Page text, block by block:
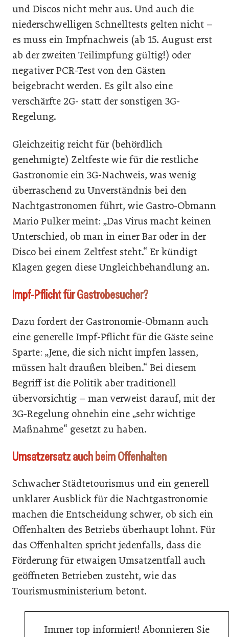
und Discos nicht mehr aus. Und auch die
niederschwelligen Schnelltests gelten nicht –
es muss ein Impfnachweis (ab 15. August erst
ab der zweiten Teilimpfung gültig!) oder
negativer PCR-Test von den Gästen
beigebracht werden. Es gilt also eine
verschärfte 2G- statt der sonstigen 3G-
Regelung.
Gleichzeitig reicht für (behördlich
genehmigte) Zeltfeste wie für die restliche
Gastronomie ein 3G-Nachweis, was wenig
überraschend zu Unverständnis bei den
Nachtgastronomen führt, wie Gastro-Obmann
Mario Pulker meint: „Das Virus macht keinen
Unterschied, ob man in einer Bar oder in der
Disco bei einem Zeltfest steht.“ Er kündigt
Klagen gegen diese Ungleichbehandlung an.
Impf-Pflicht für Gastrobesucher?
Dazu fordert der Gastronomie-Obmann auch
eine generelle Impf-Pflicht für die Gäste seine
Sparte: „Jene, die sich nicht impfen lassen,
müssen halt draußen bleiben.“ Bei diesem
Begriff ist die Politik aber traditionell
übervorsichtig – man verweist darauf, mit der
3G-Regelung ohnehin eine „sehr wichtige
Maßnahme“ gesetzt zu haben.
Umsatzersatz auch beim Offenhalten
Schwacher Städtetourismus und ein generell
unklarer Ausblick für die Nachtgastronomie
machen die Entscheidung schwer, ob sich ein
Offenhalten des Betriebs überhaupt lohnt. Für
das Offenhalten spricht jedenfalls, dass die
Förderung für etwaigen Umsatzentfall auch
geöffneten Betrieben zusteht, wie das
Tourismusministerium betont.
Immer top informiert! Abonnieren Sie